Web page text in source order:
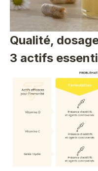
Qualité,
3 actifs